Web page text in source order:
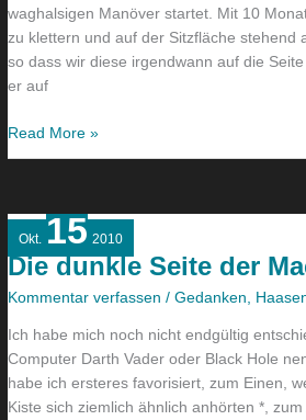
waghalsigen Manöver startet. Mit 10
zu klettern und auf der Sitzfläche stehend
so dass wir diese irgendwann auf die
er auf
Read More »
Okt. 15 2010
Die dunkle Seite der
Kommentar verfassen /Gedanken,
Ich habe mich noch nicht endgültig
Computer Darth Vader oder Black Hole
habe ich ersteres favorisiert, zum Einen,
Kiste sich ziemlich ähnlich anhörten *,
Die
dunkle
Seite
der